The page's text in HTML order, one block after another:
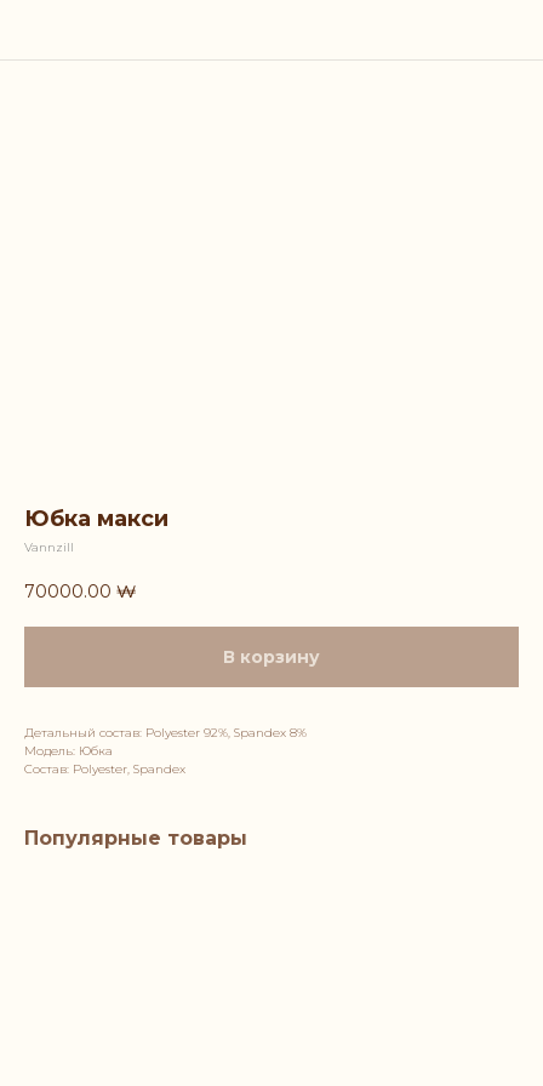
Юбка макси
Vannzill
70000.00 ₩
В корзину
Детальный состав: Polyester 92%, Spandex 8%
Модель: Юбка
Состав: Polyester, Spandex
Популярные товары